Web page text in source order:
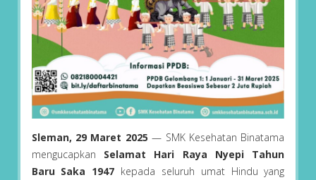
Sleman, 29 Maret 2025 — SMK Kesehatan Binatama
mengucapkan Selamat Hari Raya Nyepi Tahun
Baru Saka 1947 kepada seluruh umat Hindu yang